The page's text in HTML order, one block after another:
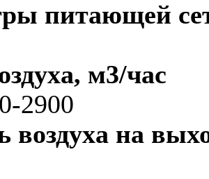
питающей
м3/час
2900
воздуха на